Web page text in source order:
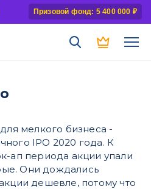
Призовой фонд: 5 400 000 ₽
мелкого бизнеса -
IPO 2020 года. К
ап периода акции упали
Они дождались
дешевле, потому что